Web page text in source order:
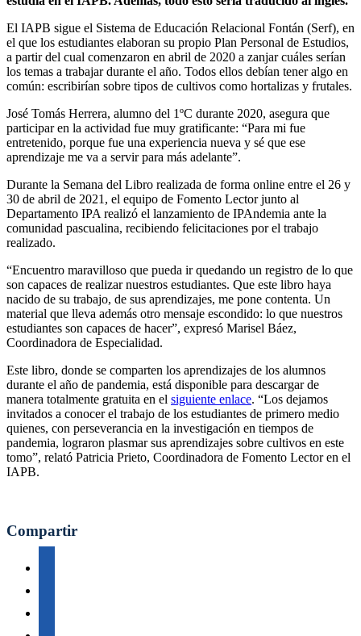
El IAPB sigue el Sistema de Educación Relacional Fontán (Serf), en
el que los estudiantes elaboran su propio Plan Personal de Estudios,
a partir del cual comenzaron en abril de 2020 a zanjar cuáles serían
los temas a trabajar durante el año. Todos ellos debían tener algo en
común: escribirían sobre tipos de cultivos como hortalizas y frutales.
José Tomás Herrera, alumno del 1ºC durante 2020, asegura que
participar en la actividad fue muy gratificante: “Para mi fue
entretenido, porque fue una experiencia nueva y sé que ese
aprendizaje me va a servir para más adelante”.
Durante la Semana del Libro realizada de forma online entre el 26 y
30 de abril de 2021, el equipo de Fomento Lector junto al
Departamento IPA realizó el lanzamiento de IPAndemia ante la
comunidad pascualina, recibiendo felicitaciones por el trabajo
realizado.
“Encuentro maravilloso que pueda ir quedando un registro de lo que
son capaces de realizar nuestros estudiantes. Que este libro haya
nacido de su trabajo, de sus aprendizajes, me pone contenta. Un
material que lleva además otro mensaje escondido: lo que nuestros
estudiantes son capaces de hacer”, expresó Marisel Báez,
Coordinadora de Especialidad.
Este libro, donde se comparten los aprendizajes de los alumnos
durante el año de pandemia, está disponible para descargar de
manera totalmente gratuita en el siguiente enlace. “Los dejamos
invitados a conocer el trabajo de los estudiantes de primero medio
quienes, con perseverancia en la investigación en tiempos de
pandemia, lograron plasmar sus aprendizajes sobre cultivos en este
tomo”, relató Patricia Prieto, Coordinadora de Fomento Lector en el
IAPB.
Compartir